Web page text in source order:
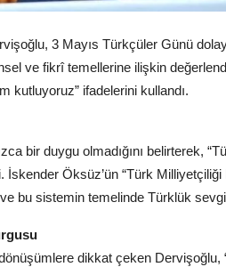
3 Mayıs Türkçüler Günü
ve fikrî temellerine ilişkin
kutluyoruz” ifadelerini kullandı.
bir duygu olmadığını belirterek,
İskender Öksüz’ün “Türk
bu sistemin temelinde Türklük
dikkat çeken